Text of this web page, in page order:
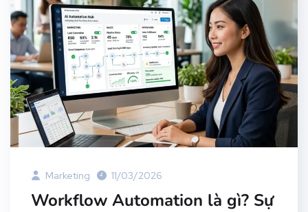
Marketing 11/03/2026
Workflow Automation là gì? Sự